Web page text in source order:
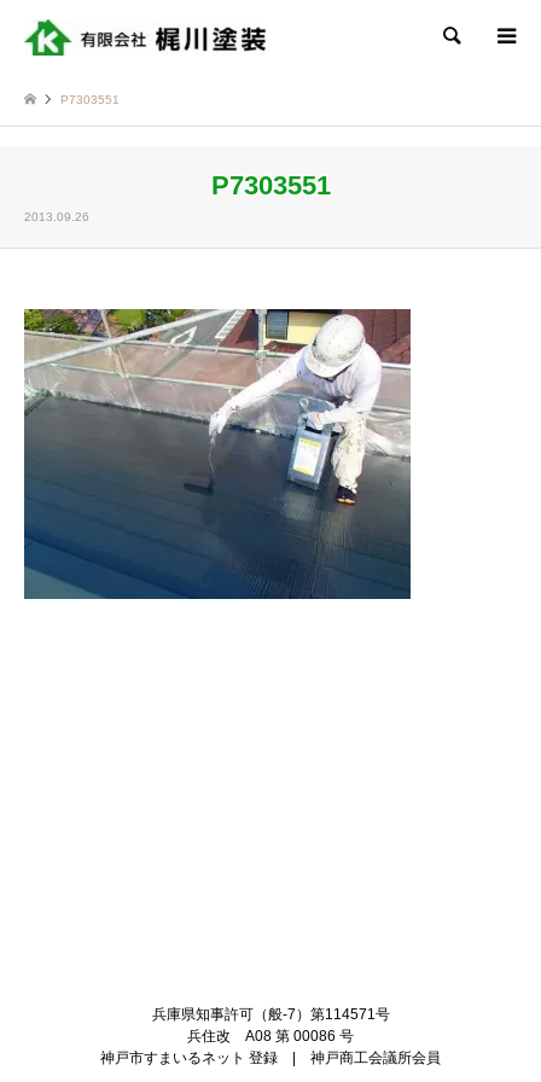
検索
P7303551
P7303551
2013.09.26
兵庫県知事許可（般-7）第114571号
兵住改 A08 第 00086 号
神戸市すまいるネット 登録 | 神戸商工会議所会員